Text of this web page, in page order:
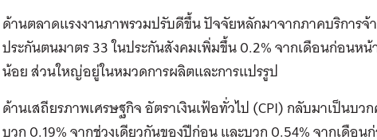
ด้านตลาดแรงงานภาพรวมปรับดีขึ้น ปัจจัยหลักมาจากภาคบริการ
ประกันตนมาตร 33 ในประกันสังคมเพิ่มขึ้น 0.2% จากเดือนก่อนห
น้อย ส่วนใหญ่อยู่ในหมวดการผลิตและการแปรรูป
ด้านเสถียรภาพเศรษฐกิจ อัตราเงินเฟ้อทั่วไป (CPI) กลับมาเป็นบว
บวก 0.19% จากช่วงเดียวกันของปีก่อน และบวก 0.54% จากเดือ